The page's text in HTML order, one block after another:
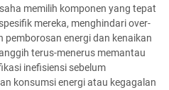
memilih komponen yang tepat
mereka, menghindari over-
pemborosan energi dan kenaikan
terus-menerus memantau
inefisiensi sebelum
konsumsi energi atau kegagalan